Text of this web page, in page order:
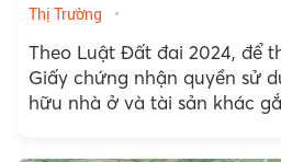
Thị Trường
Theo Luật Đất đai 2024, để
Giấy chứng nhận quyền sử
hữu nhà ở và tài sản khác